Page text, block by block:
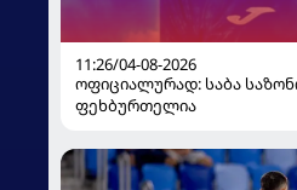
11:26/04-08-2026
ოფიციალურად: საბა
ფეხბურთელია